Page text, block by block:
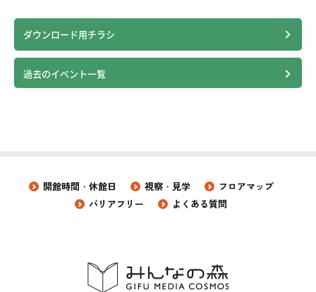
ダウンロード用チラシ
過去のイベント一覧
開館時間・休館日 視察・見学
フロアマップ
バリアフリー
よくある質問